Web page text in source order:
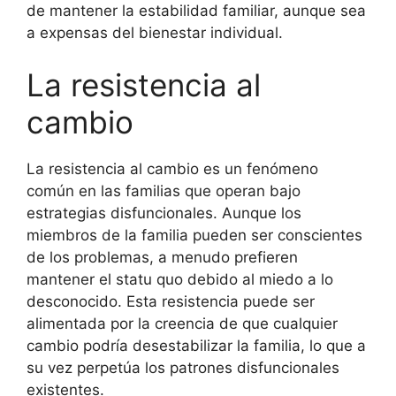
de mantener la estabilidad familiar, aunque sea
a expensas del bienestar individual.
La resistencia al
cambio
La resistencia al cambio es un fenómeno
común en las familias que operan bajo
estrategias disfuncionales. Aunque los
miembros de la familia pueden ser conscientes
de los problemas, a menudo prefieren
mantener el statu quo debido al miedo a lo
desconocido. Esta resistencia puede ser
alimentada por la creencia de que cualquier
cambio podría desestabilizar la familia, lo que a
su vez perpetúa los patrones disfuncionales
existentes.